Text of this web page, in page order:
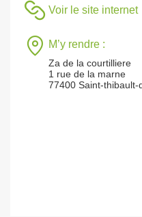
Voir le site internet
M’y rendre :
Za de la courtilliere
1 rue de la marne
77400 Saint-thibault-